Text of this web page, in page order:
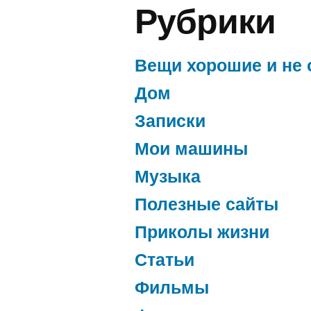
Рубрики
Вещи хорошие и не
Дом
Записки
Мои машины
Музыка
Полезные сайты
Приколы жизни
Статьи
Фильмы